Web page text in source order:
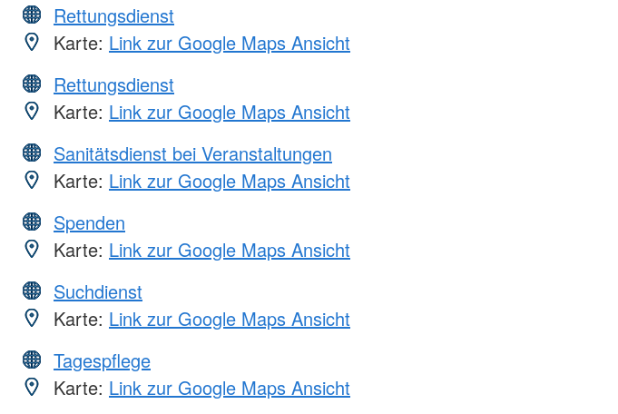
Rettungsdienst
Karte: Link zur Google Maps Ansicht
Rettungsdienst
Karte: Link zur Google Maps Ansicht
Sanitätsdienst bei Veranstaltungen
Karte: Link zur Google Maps Ansicht
Spenden
Karte: Link zur Google Maps Ansicht
Suchdienst
Karte: Link zur Google Maps Ansicht
Tagespflege
Karte: Link zur Google Maps Ansicht